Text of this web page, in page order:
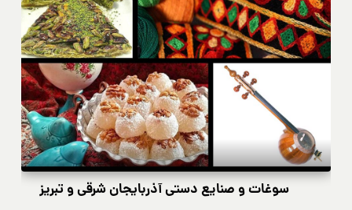
سوغات و صنایع دستی آذربایجان شرقی و تبریز